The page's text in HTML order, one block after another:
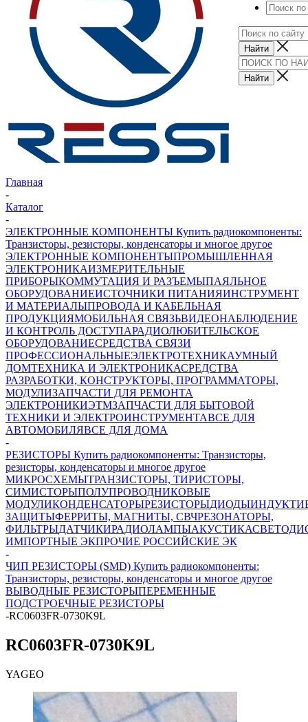
Главная
-
Каталог
-
ЭЛЕКТРОННЫЕ КОМПОНЕНТЫ Купить радиокомпоненты:
Транзисторы, резисторы, конденсаторы и многое другое
ЭЛЕКТРОННЫЕ КОМПОНЕНТЫПРОМЫШЛЕННАЯ
ЭЛЕКТРОНИКАИЗМЕРИТЕЛЬНЫЕ
ПРИБОРЫКОММУТАЦИЯ И РАЗЪЕМЫПАЯЛЬНОЕ
ОБОРУДОВАНИЕИСТОЧНИКИ ПИТАНИЯИНСТРУМЕНТ
И МАТЕРИАЛЫПРОВОДА И КАБЕЛЬНАЯ
ПРОДУКЦИЯМОБИЛЬНАЯ СВЯЗЬВИДЕОНАБЛЮДЕНИЕ
И КОНТРОЛЬ ДОСТУПАРАДИОЛЮБИТЕЛЬСКОЕ
ОБОРУДОВАНИЕСРЕДСТВА СВЯЗИ
ПРОФЕССИОНАЛЬНЫЕЭЛЕКТРОТЕХНИКАУМНЫЙ
ДОМТЕХНИКА И ЭЛЕКТРОНИКАСРЕДСТВА
РАЗРАБОТКИ, КОНСТРУКТОРЫ, ПРОГРАММАТОРЫ,
МОДУЛИЗАПЧАСТИ ДЛЯ РЕМОНТА
ЭЛЕКТРОНИКИЭТМЗАПЧАСТИ ДЛЯ БЫТОВОЙ
ТЕХНИКИ И ЭЛЕКТРОИНСТРУМЕНТАВСЕ ДЛЯ
АВТОМОБИЛЯВСЕ ДЛЯ ДОМА
-
РЕЗИСТОРЫ Купить радиокомпоненты: Транзисторы,
резисторы, конденсаторы и многое другое
МИКРОСХЕМЫТРАНЗИСТОРЫ, ТИРИСТОРЫ,
СИМИСТОРЫПОЛУПРОВОДНИКОВЫЕ
МОДУЛИКОНДЕНСАТОРЫРЕЗИСТОРЫДИОДЫ
ЗАЩИТЫФЕРРИТЫ, МАГНИТЫ, СВЧРЕЗОНАТОРЫ,
ФИЛЬТРЫДАТЧИКИРАДИОЛАМПЫАКУСТИКА
ИМПОРТНЫЕ ЭКПРОЧИЕ РОССИЙСКИЕ ЭК
-
ЧИП РЕЗИСТОРЫ (SMD) Купить радиокомпоненты:
Транзисторы, резисторы, конденсаторы и многое другое
ВЫВОДНЫЕ РЕЗИСТОРЫПЕРЕМЕННЫЕ
ПОДСТРОЕЧНЫЕ РЕЗИСТОРЫ
-RC0603FR-0730K9L
RC0603FR-0730K9L
YAGEO